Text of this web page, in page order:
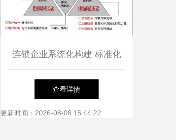
连锁企业系统化构建 标准化
设计、人才训练与品牌推广的
融合路径
查看详情
更新时间：2026-08-06 15:44:22